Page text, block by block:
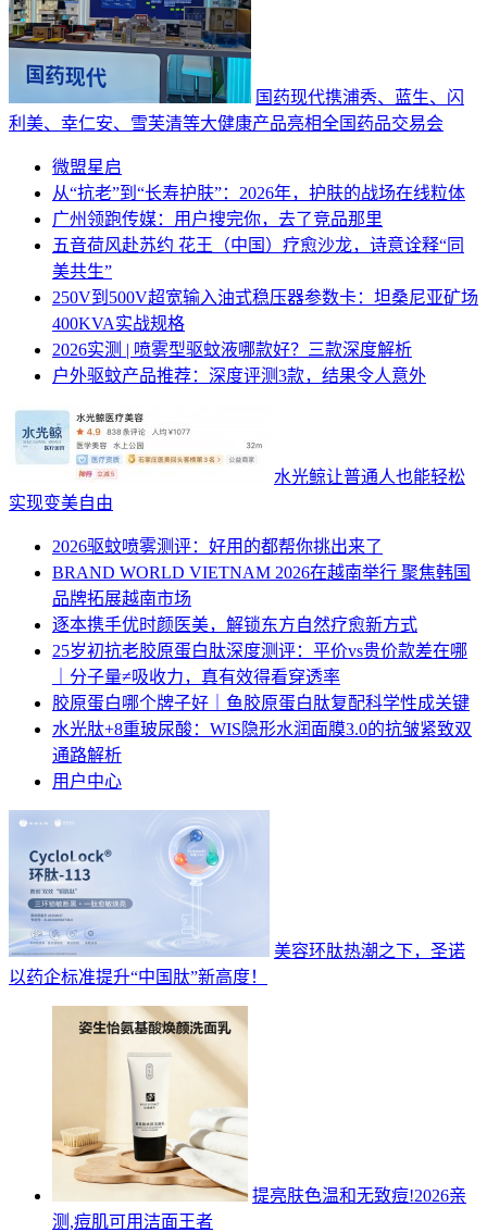
国药现代携浦秀、蓝生、闪
利美、幸仁安、雪芙清等大健康产品亮相全国药品交易会
微盟星启
从“抗老”到“长寿护肤”：2026年，护肤的战场在线粒体
广州领跑传媒：用户搜完你，去了竞品那里
五音荷风赴苏约 花王（中国）疗愈沙龙，诗意诠释“同
美共生”
250V到500V超宽输入油式稳压器参数卡：坦桑尼亚矿场
400KVA实战规格
2026实测 | 喷雾型驱蚊液哪款好？三款深度解析
户外驱蚊产品推荐：深度评测3款，结果令人意外
水光鲸让普通人也能轻松
实现变美自由
2026驱蚊喷雾测评：好用的都帮你挑出来了
BRAND WORLD VIETNAM 2026在越南举行 聚焦韩国
品牌拓展越南市场
逐本携手优时颜医美，解锁东方自然疗愈新方式
25岁初抗老胶原蛋白肽深度测评：平价vs贵价款差在哪
｜分子量≠吸收力，真有效得看穿透率
胶原蛋白哪个牌子好｜鱼胶原蛋白肽复配科学性成关键
水光肽+8重玻尿酸：WIS隐形水润面膜3.0的抗皱紧致双
通路解析
用户中心
美容环肽热潮之下，圣诺
以药企标准提升“中国肽”新高度！
提亮肤色温和无致痘!2026亲
测,痘肌可用洁面王者